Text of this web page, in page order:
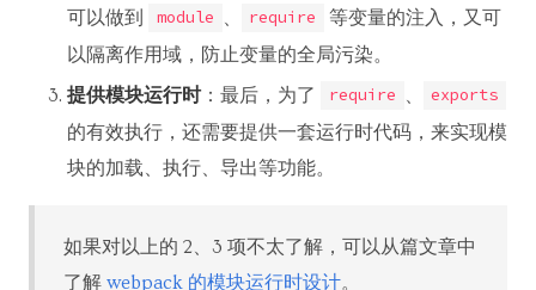
可以做到
module 、 require
等变量的注入，又可
以隔离作用域，防止变量的全局污染。
提供模块运行时：最后，为了 require 、 exports
的有效执行，还需要提供一套运行时代码，来实现模
块的加载、执行、导出等功能。
如果对以上的 2、3 项不太了解，可以从篇文章中
了解 webpack 的模块运行时设计。